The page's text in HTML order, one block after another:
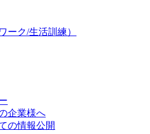
ーク/生活訓練）
企業様へ
の情報公開